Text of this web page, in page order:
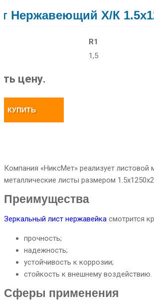
Нержавеющий Х/к
R1
1,5
цену.
КУПИТЬ
Компания «НиксМет» реализует
металлические листы размером
Преимущества
Зеркальный лист нержавейка смотрится
прочность;
надежность;
устойчивость к коррозии;
стойкость к внешнему воздействию.
Сферы применения